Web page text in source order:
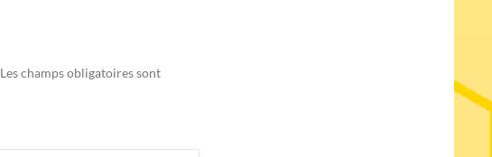
Les champs obligatoires sont